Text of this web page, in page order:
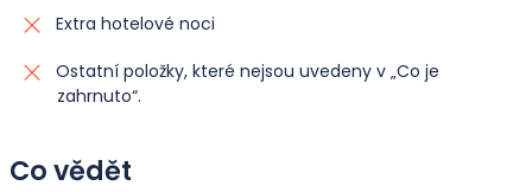
Extra hotelové noci
Ostatní položky, které nejsou uvedeny v „Co je
zahrnuto“.
Co vědět